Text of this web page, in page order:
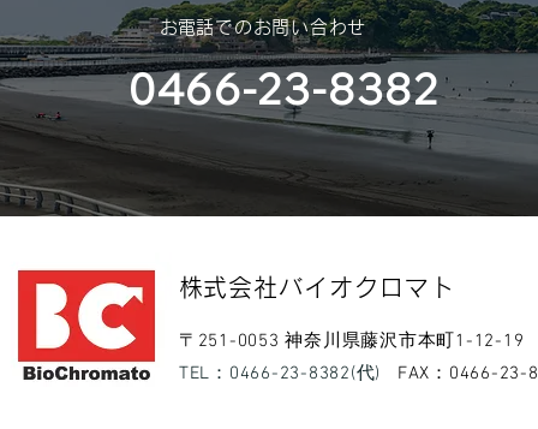
（神奈川大
部様）
​お電話でのお問い合わせ
0466-23-8382
​株式会社バイオクロマト​
​〒251-0053 神奈川県藤沢市本町1-12-19
​TEL：0466-23-8382(代)
​FAX：0466-23-